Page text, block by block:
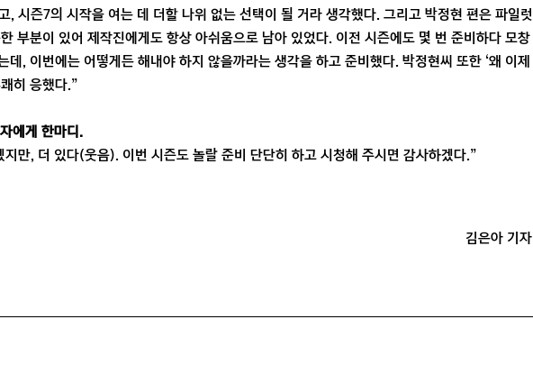
, 시즌7의 시작을 여는 데 더할 나위 없는 선택이 될 거라 생각했다. 그리고 박정현 편은 파일럿
부분이 있어 제작진에게도 항상 아쉬움으로 남아 있었다. 이전 시즌에도 몇 번 준비하다 모창
데, 이번에는 어떻게든 해내야 하지 않을까라는 생각을 하고 준비했다. 박정현씨 또한 ‘왜 이제
히 응했다.”
에게 한마디.
지만, 더 있다(웃음). 이번 시즌도 놀랄 준비 단단히 하고 시청해 주시면 감사하겠다.”
김은아 기자